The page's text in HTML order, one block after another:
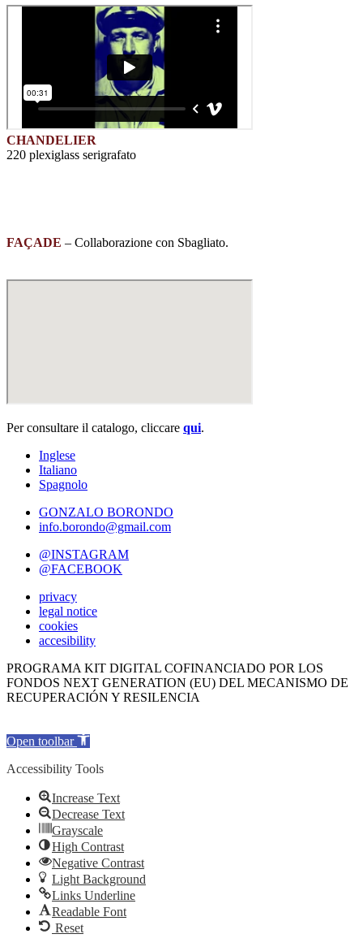
CHANDELIER
220 plexiglass serigrafato
FAÇADE – Collaborazione con Sbagliato.
Per consultare il catalogo, cliccare qui.
Inglese
Italiano
Spagnolo
GONZALO BORONDO
info.borondo@gmail.com
@INSTAGRAM
@FACEBOOK
privacy
legal notice
cookies
accesibility
PROGRAMA KIT DIGITAL COFINANCIADO POR LOS
FONDOS NEXT GENERATION (EU) DEL MECANISMO DE
RECUPERACIÓN Y RESILENCIA
Open toolbar
Accessibility Tools
Increase Text
Decrease Text
Grayscale
High Contrast
Negative Contrast
Light Background
Links Underline
Readable Font
Reset